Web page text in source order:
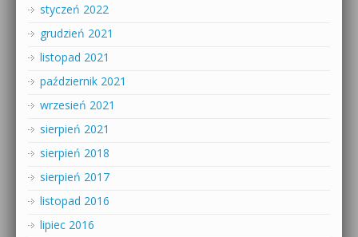
styczeń 2022
grudzień 2021
listopad 2021
październik 2021
wrzesień 2021
sierpień 2021
sierpień 2018
sierpień 2017
listopad 2016
lipiec 2016